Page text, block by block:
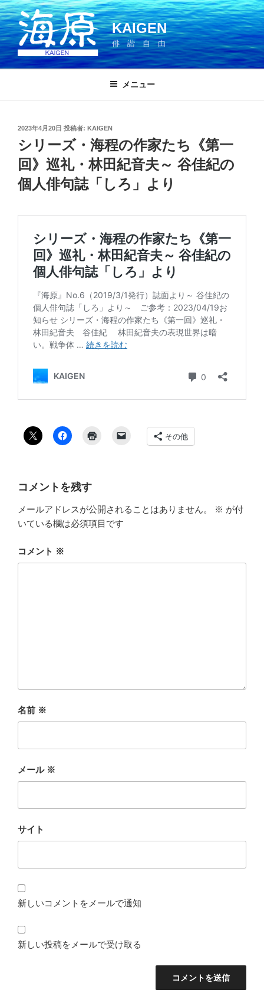
コ
ン
テ
ン
ツ
KAIGEN
俳 諧 自 由
メニュー
投
稿
日:
2023年4月20日 投稿者: KAIGEN
シリーズ・海程の作家たち《第一
回》巡礼・林田紀音夫～ 谷佳紀の
個人俳句誌「しろ」より
その他
コメントを残す
メールアドレスが公開されることはありません。 ※ が付
いている欄は必須項目です
コメント ※
名前 ※
メール ※
サイト
新しいコメントをメールで通知
新しい投稿をメールで受け取る